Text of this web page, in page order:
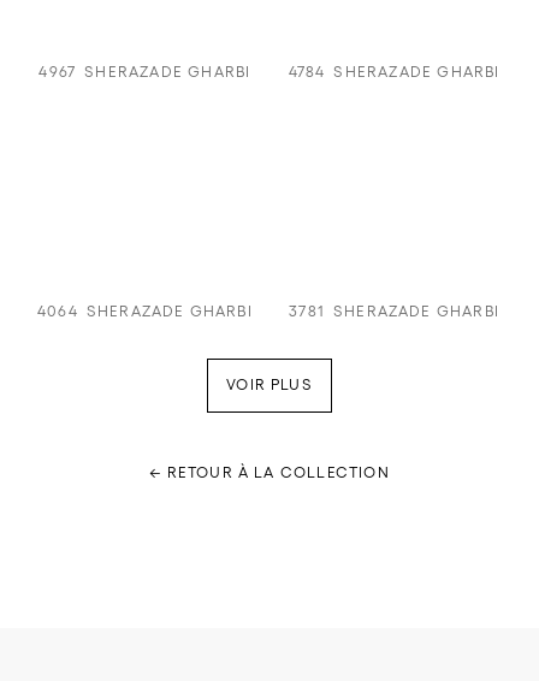
4967 SHERAZADE GHARBI 4784 SHERAZADE GHARBI
4064 SHERAZADE GHARBI 3781 SHERAZADE GHARBI
VOIR PLUS
← RETOUR À LA COLLECTION